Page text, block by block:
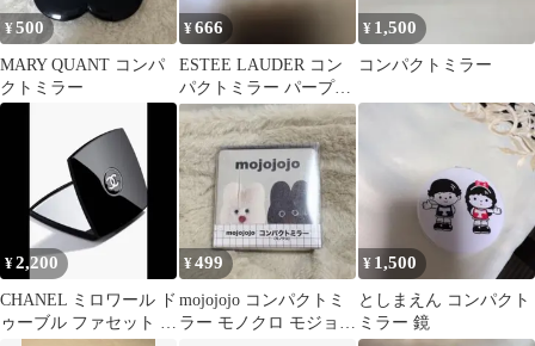
¥500
MARY QUANT コンパ
クトミラー
¥666
ESTEE LAUDER コン
パクトミラー パープル
ポーチ付き
¥ 1,500
コンパクトミラー
¥2,200
CHANEL ミロワール ド
ゥーブル ファセット コ
¥499
mojojojo コンパクトミ
ラー モノクロ モジョジ
¥ 1,500
としまえん コンパクト
ミラー 鏡